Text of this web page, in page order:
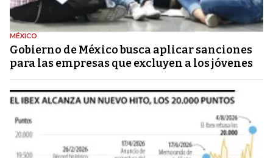
MÉXICO
Gobierno de México busca aplicar sanciones
para las empresas que excluyen a los jóvenes